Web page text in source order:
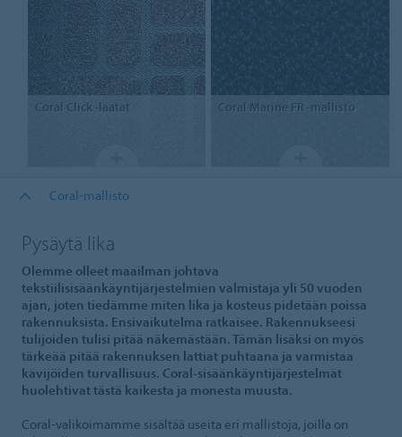
Coral Click -laatat Coral Marine FR -mallisto
Coral-mallisto
Pysäytä lika
Olemme olleet maailman johtava
tekstiilisisäänkäyntijärjestelmien valmistaja yli 50 vuoden
ajan, joten tiedämme miten lika ja kosteus pidetään poissa
rakennuksista. Ensivaikutelma ratkaisee. Rakennukseesi
tulijoiden tulisi pitää näkemästään. Tämän lisäksi on myös
tärkeää pitää rakennuksen lattiat puhtaana ja varmistaa
kävijöiden turvallisuus. Coral-sisäänkäyntijärjestelmät
huolehtivat tästä kaikesta ja monesta muusta.
Coral-valikoimamme sisältää useita eri mallistoja, joilla on